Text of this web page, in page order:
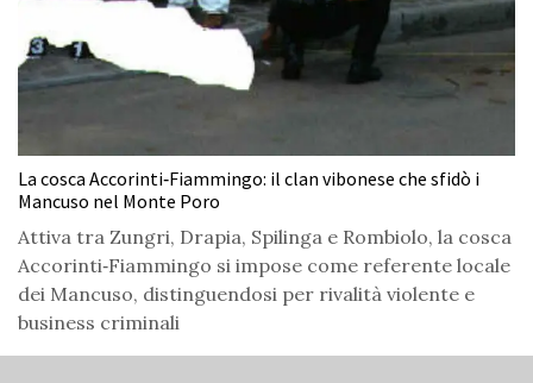
La cosca Accorinti‑Fiammingo: il clan vibonese che sfidò i
Mancuso nel Monte Poro
Attiva tra Zungri, Drapia, Spilinga e Rombiolo, la cosca
Accorinti‑Fiammingo si impose come referente locale
dei Mancuso, distinguendosi per rivalità violente e
business criminali